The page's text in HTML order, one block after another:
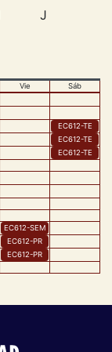
J
Vie
Sáb
EC612-TE
EC612-TE
EC612-TE
EC612-SEM
EC612-PR
EC612-PR